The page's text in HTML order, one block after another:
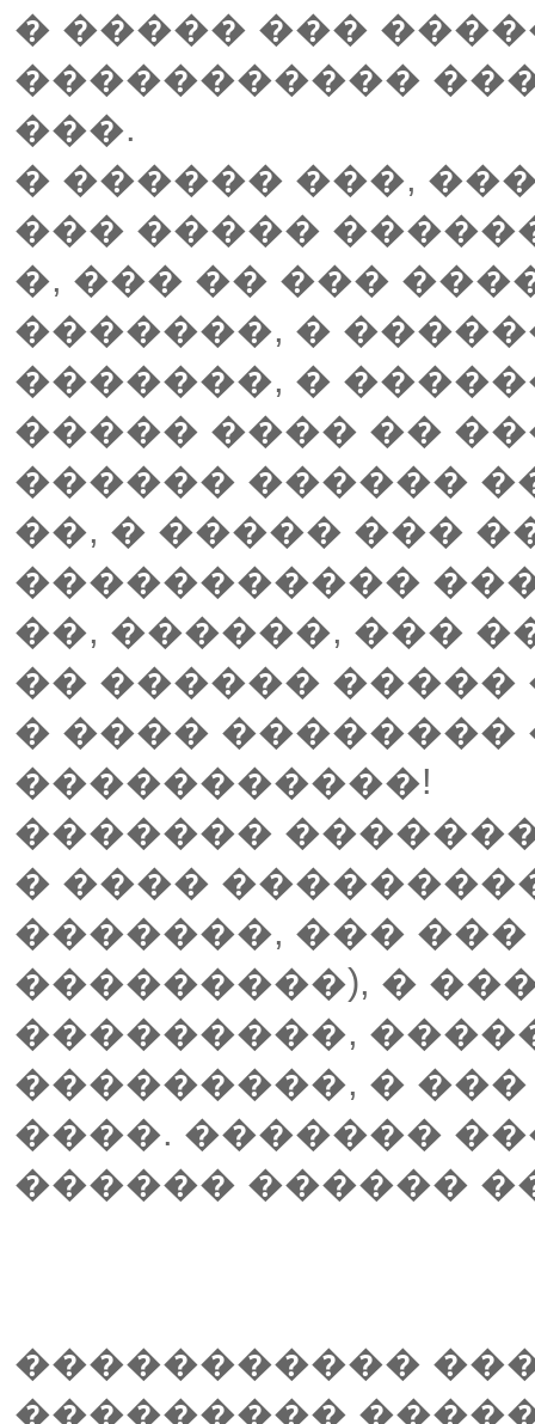
� ����� ���
�����������
���.
� ������ ���,
��� �����
�, ��� �� ���
�������, �
�������, �
����� ���� ��
������ ������
��, � ����� ���
�����������
��, ������, ���
�� ������ �����
� ���� ��������
�����������!
�������
� ����
�������, ���
���������), �
���������,
���������, � ���
����. �������
������ ������
�����������
���������